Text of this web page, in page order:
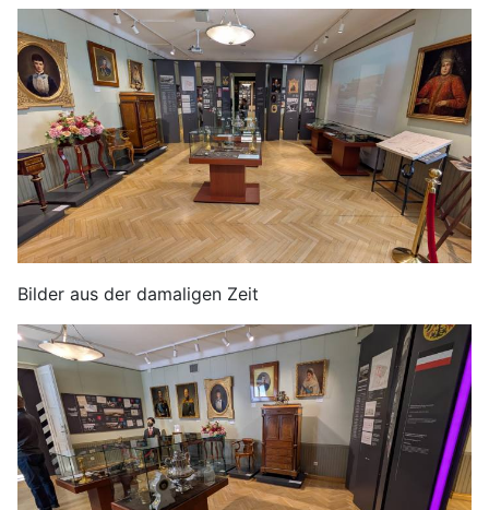
Bilder aus der damaligen Zeit